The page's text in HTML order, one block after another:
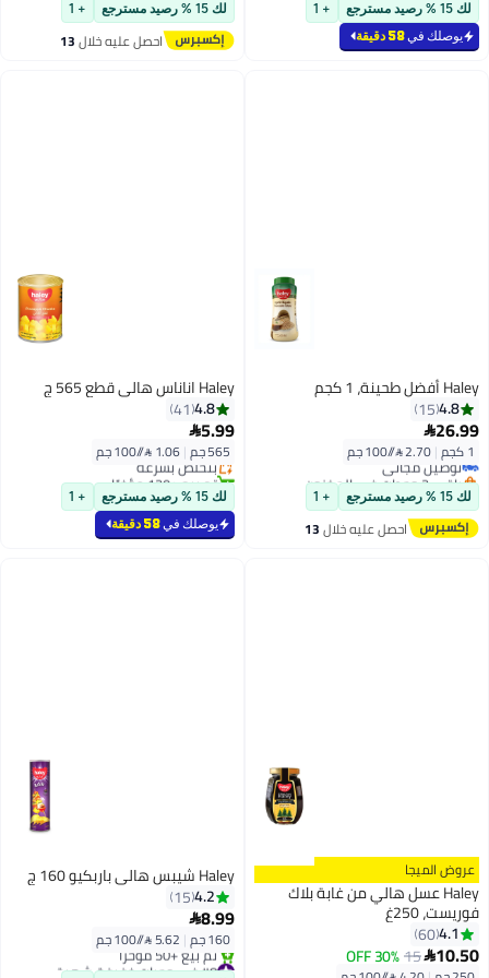
لك 15 % رصيد مسترجع + 1
يوصلك في58 دقيقة
لك 15 % رصيد مسترجع + 1
احصل عليه خلال13
Haley أفضل طحينة، 1 كجم
4.8
15
26.99
1 كجم |2.70 /⁨/100 جم⁩
توصيل مجاني
باقي 3 وحدات في المخزون
توصيل مجانيلك 15 % رصيد مسترجع + 1
احصل عليه خلال13
Haley اناناس هالي قطع 565 ج
4.8
41
5.99
565 جم |
بتخلّص بسرعة
تم بيع +130 مؤخرًا
بتخلّص بسرعةلك 15 % رصيد مسترجع + 1
يوصلك في58 دقيقة
عروض الميجا
Haley عسل هالي من غابة بلاك
فوريست، 250غ
4.1
60
10.50
15
30% OFF
Haley شيبس هالي باربكيو 160 ج
4.2
15
8.99
160 جم |
#8 في وجبات خفيفة شهية